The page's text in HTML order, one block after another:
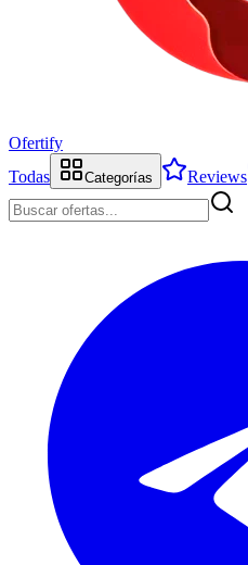
Ofertify
Todas
Categorías Reviews